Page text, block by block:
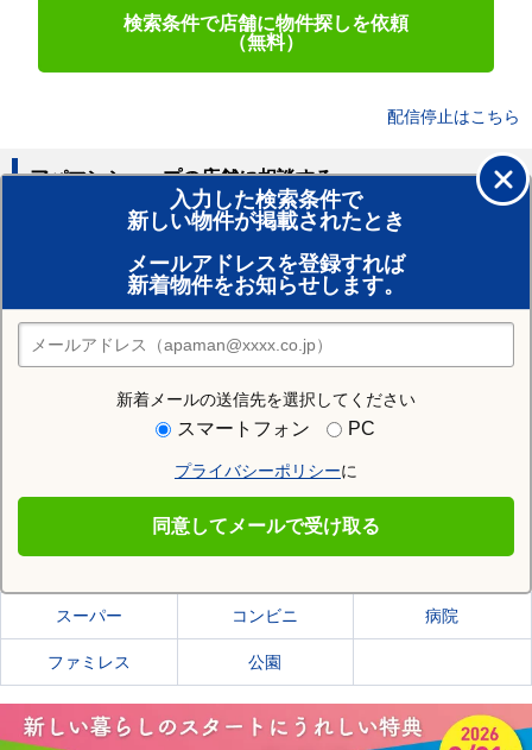
検索条件で店舗に物件探しを依頼
（無料）
配信停止はこちら
入力した検索条件で
新しい物件が掲載されたとき
メールアドレスを登録すれば
新着物件をお知らせします。
新着メールの送信先を選択してください
スマートフォン PC
プライバシーポリシーに
同意してメールで受け取る
アパマンショップの店舗に相談する
賃貸のプロがお部屋探し！
おまかせ物件リクエスト
住みたい街の店舗を探す
店舗検索
住む街研究所で福山市の情報を見る
福山市の施設一覧
スーパー コンビニ 病院
ファミレス 公園